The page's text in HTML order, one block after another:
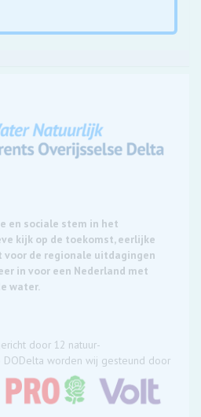
en sociale stem in het
kijk op de toekomst, eerlijke
voor de regionale uitdagingen
in voor een Nederland met
water.
door 12 natuur-
DODelta worden wij gesteund door